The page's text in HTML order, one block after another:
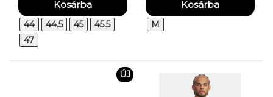
44 44.5 45
45.5
47
M
ÚJ